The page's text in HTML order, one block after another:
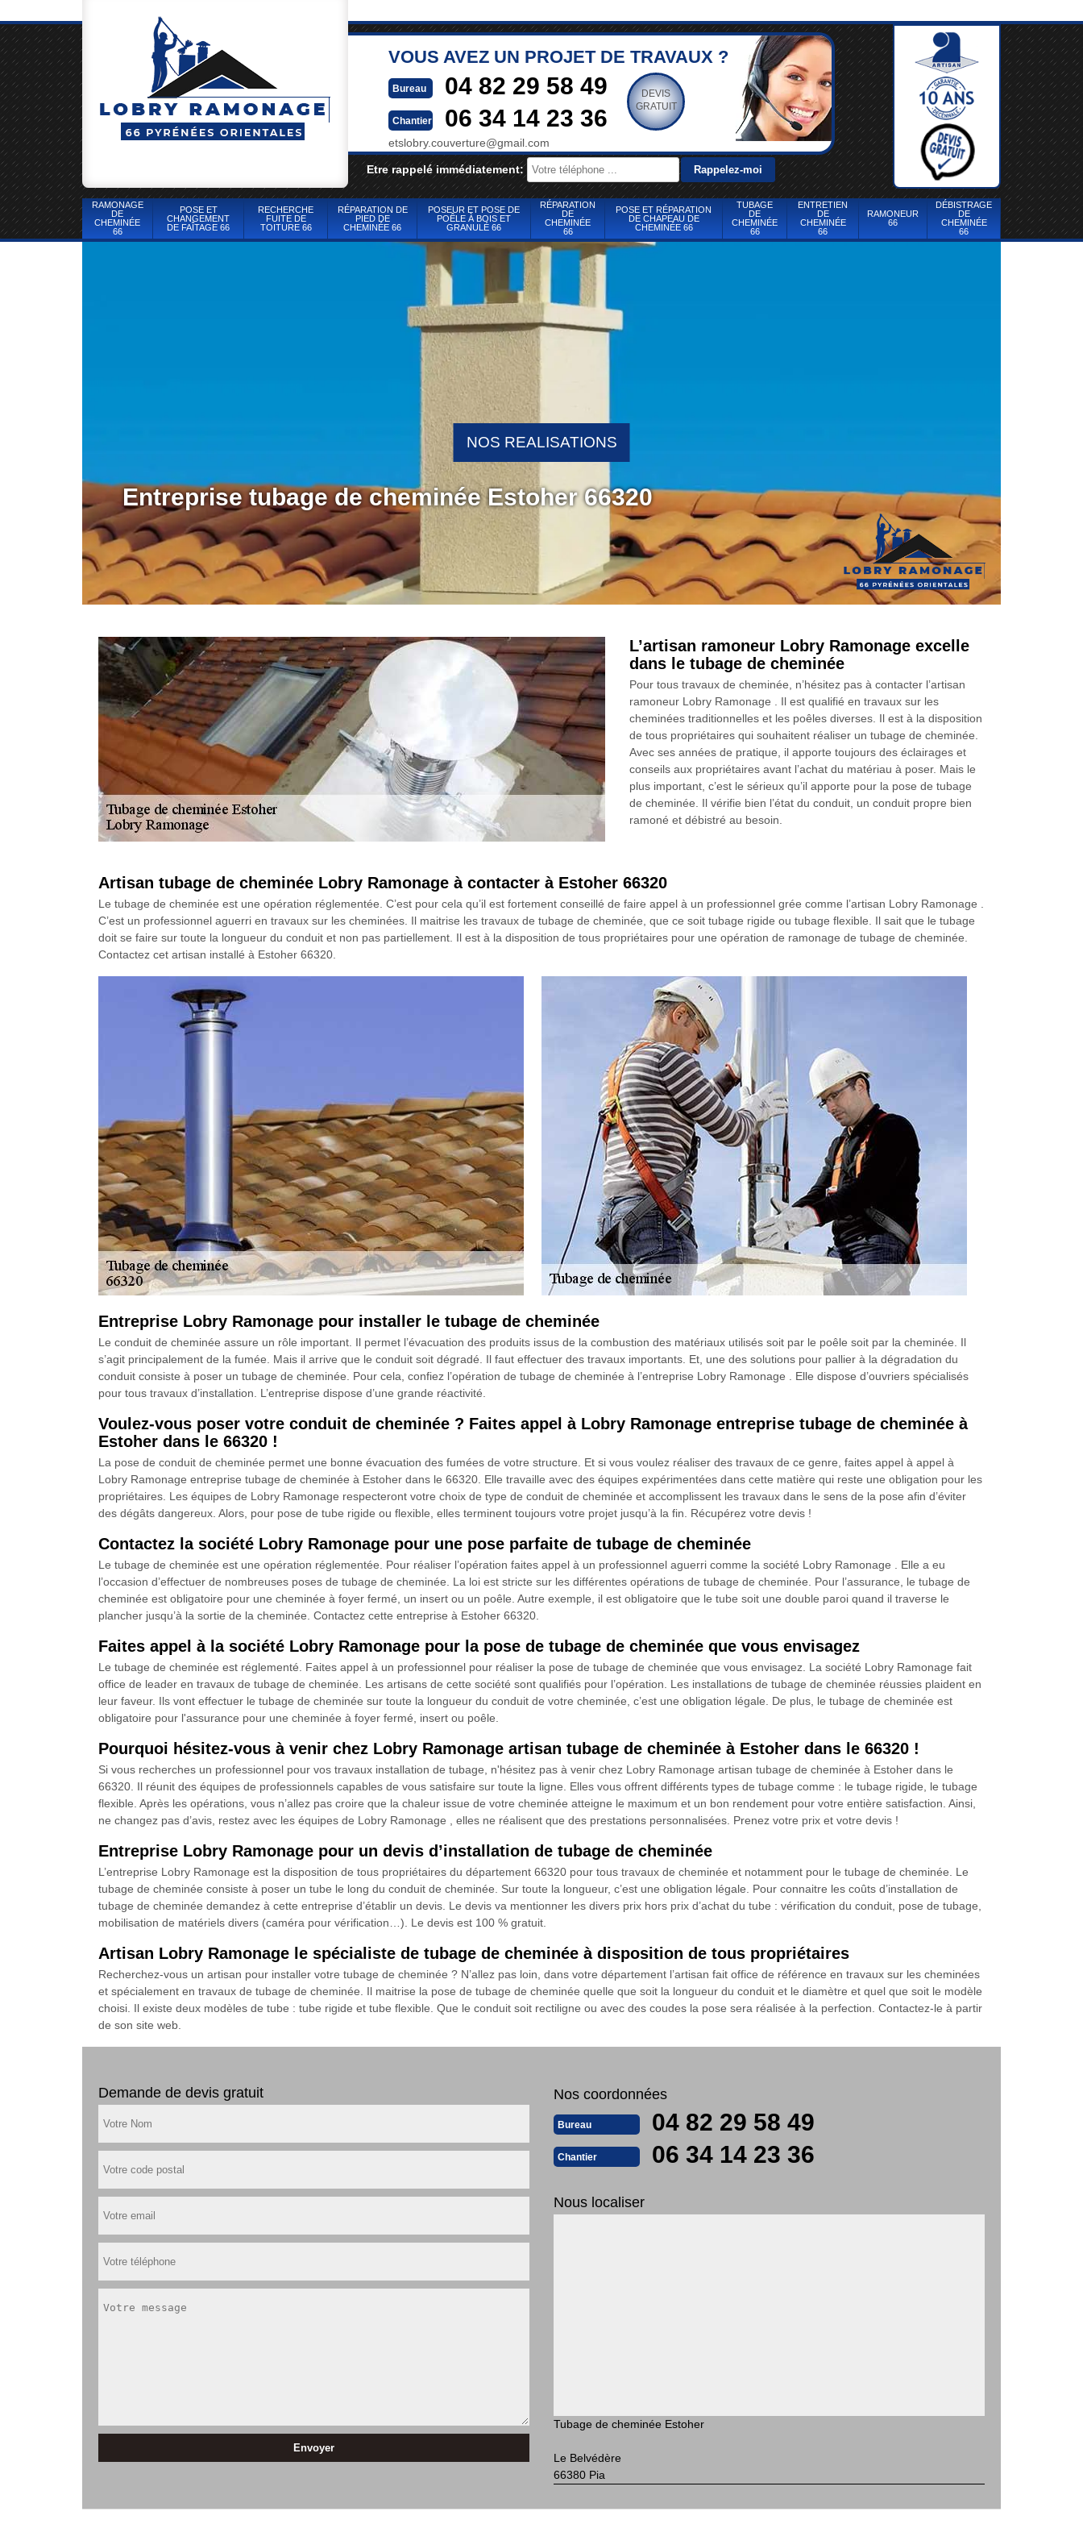
VOUS AVEZ UN PROJET DE TRAVAUX ?
Bureau 04 82 29 58 49
Chantier 06 34 14 23 36
etslobry.couverture@gmail.com
DEVIS
GRATUIT
Etre rappelé immédiatement:
RAMONAGE
DE
CHEMINÉE
66
POSE ET
CHANGEMENT
DE FAÎTAGE 66
RECHERCHE
FUITE DE
TOITURE 66
RÉPARATION DE
PIED DE
CHEMINÉE 66
POSEUR ET POSE DE
POÊLE À BOIS ET
GRANULÉ 66
RÉPARATION
DE
CHEMINÉE
66
POSE ET RÉPARATION
DE CHAPEAU DE
CHEMINÉE 66
TUBAGE
DE
CHEMINÉE
66
ENTRETIEN
DE
CHEMINÉE
66
RAMONEUR
66
DÉBISTRAGE
DE
CHEMINÉE
66
Entreprise tubage de cheminée Estoher 66320
NOS REALISATIONS
L’artisan ramoneur Lobry Ramonage excelle
dans le tubage de cheminée
Pour tous travaux de cheminée, n’hésitez pas à contacter l’artisan
ramoneur Lobry Ramonage . Il est qualifié en travaux sur les
cheminées traditionnelles et les poêles diverses. Il est à la disposition
de tous propriétaires qui souhaitent réaliser un tubage de cheminée.
Avec ses années de pratique, il apporte toujours des éclairages et
conseils aux propriétaires avant l’achat du matériau à poser. Mais le
plus important, c’est le sérieux qu’il apporte pour la pose de tubage
de cheminée. Il vérifie bien l’état du conduit, un conduit propre bien
ramoné et débistré au besoin.
Artisan tubage de cheminée Lobry Ramonage à contacter à Estoher 66320
Le tubage de cheminée est une opération réglementée. C’est pour cela qu’il est fortement conseillé de faire appel à un professionnel grée comme l’artisan Lobry Ramonage .
C’est un professionnel aguerri en travaux sur les cheminées. Il maitrise les travaux de tubage de cheminée, que ce soit tubage rigide ou tubage flexible. Il sait que le tubage
doit se faire sur toute la longueur du conduit et non pas partiellement. Il est à la disposition de tous propriétaires pour une opération de ramonage de tubage de cheminée.
Contactez cet artisan installé à Estoher 66320.
Entreprise Lobry Ramonage pour installer le tubage de cheminée
Le conduit de cheminée assure un rôle important. Il permet l’évacuation des produits issus de la combustion des matériaux utilisés soit par le poêle soit par la cheminée. Il
s’agit principalement de la fumée. Mais il arrive que le conduit soit dégradé. Il faut effectuer des travaux importants. Et, une des solutions pour pallier à la dégradation du
conduit consiste à poser un tubage de cheminée. Pour cela, confiez l’opération de tubage de cheminée à l’entreprise Lobry Ramonage . Elle dispose d’ouvriers spécialisés
pour tous travaux d’installation. L’entreprise dispose d’une grande réactivité.
Voulez-vous poser votre conduit de cheminée ? Faites appel à Lobry Ramonage entreprise tubage de cheminée à
Estoher dans le 66320 !
La pose de conduit de cheminée permet une bonne évacuation des fumées de votre structure. Et si vous voulez réaliser des travaux de ce genre, faites appel à appel à
Lobry Ramonage entreprise tubage de cheminée à Estoher dans le 66320. Elle travaille avec des équipes expérimentées dans cette matière qui reste une obligation pour les
propriétaires. Les équipes de Lobry Ramonage respecteront votre choix de type de conduit de cheminée et accomplissent les travaux dans le sens de la pose afin d’éviter
des dégâts dangereux. Alors, pour pose de tube rigide ou flexible, elles terminent toujours votre projet jusqu’à la fin. Récupérez votre devis !
Contactez la société Lobry Ramonage pour une pose parfaite de tubage de cheminée
Le tubage de cheminée est une opération réglementée. Pour réaliser l’opération faites appel à un professionnel aguerri comme la société Lobry Ramonage . Elle a eu
l’occasion d’effectuer de nombreuses poses de tubage de cheminée. La loi est stricte sur les différentes opérations de tubage de cheminée. Pour l’assurance, le tubage de
cheminée est obligatoire pour une cheminée à foyer fermé, un insert ou un poêle. Autre exemple, il est obligatoire que le tube soit une double paroi quand il traverse le
plancher jusqu’à la sortie de la cheminée. Contactez cette entreprise à Estoher 66320.
Faites appel à la société Lobry Ramonage pour la pose de tubage de cheminée que vous envisagez
Le tubage de cheminée est réglementé. Faites appel à un professionnel pour réaliser la pose de tubage de cheminée que vous envisagez. La société Lobry Ramonage fait
office de leader en travaux de tubage de cheminée. Les artisans de cette société sont qualifiés pour l’opération. Les installations de tubage de cheminée réussies plaident en
leur faveur. Ils vont effectuer le tubage de cheminée sur toute la longueur du conduit de votre cheminée, c’est une obligation légale. De plus, le tubage de cheminée est
obligatoire pour l'assurance pour une cheminée à foyer fermé, insert ou poêle.
Pourquoi hésitez-vous à venir chez Lobry Ramonage artisan tubage de cheminée à Estoher dans le 66320 !
Si vous recherches un professionnel pour vos travaux installation de tubage, n'hésitez pas à venir chez Lobry Ramonage artisan tubage de cheminée à Estoher dans le
66320. Il réunit des équipes de professionnels capables de vous satisfaire sur toute la ligne. Elles vous offrent différents types de tubage comme : le tubage rigide, le tubage
flexible. Après les opérations, vous n’allez pas croire que la chaleur issue de votre cheminée atteigne le maximum et un bon rendement pour votre entière satisfaction. Ainsi,
ne changez pas d’avis, restez avec les équipes de Lobry Ramonage , elles ne réalisent que des prestations personnalisées. Prenez votre prix et votre devis !
Entreprise Lobry Ramonage pour un devis d’installation de tubage de cheminée
L’entreprise Lobry Ramonage est la disposition de tous propriétaires du département 66320 pour tous travaux de cheminée et notamment pour le tubage de cheminée. Le
tubage de cheminée consiste à poser un tube le long du conduit de cheminée. Sur toute la longueur, c’est une obligation légale. Pour connaitre les coûts d’installation de
tubage de cheminée demandez à cette entreprise d’établir un devis. Le devis va mentionner les divers prix hors prix d’achat du tube : vérification du conduit, pose de tubage,
mobilisation de matériels divers (caméra pour vérification…). Le devis est 100 % gratuit.
Artisan Lobry Ramonage le spécialiste de tubage de cheminée à disposition de tous propriétaires
Recherchez-vous un artisan pour installer votre tubage de cheminée ? N’allez pas loin, dans votre département l’artisan fait office de référence en travaux sur les cheminées
et spécialement en travaux de tubage de cheminée. Il maitrise la pose de tubage de cheminée quelle que soit la longueur du conduit et le diamètre et quel que soit le modèle
choisi. Il existe deux modèles de tube : tube rigide et tube flexible. Que le conduit soit rectiligne ou avec des coudes la pose sera réalisée à la perfection. Contactez-le à partir
de son site web.
Demande de devis gratuit Nos coordonnées
Bureau 04 82 29 58 49
Chantier 06 34 14 23 36
Nous localiser
Tubage de cheminée Estoher
Le Belvédère
66380 Pia